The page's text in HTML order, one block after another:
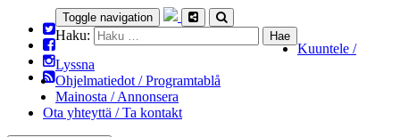
Toggle navigation
Haku:
Kuuntele /
Lyssna
Ohjelmatiedot / Programtablå
Mainosta / Annonsera
Ota yhteyttä / Ta kontakt